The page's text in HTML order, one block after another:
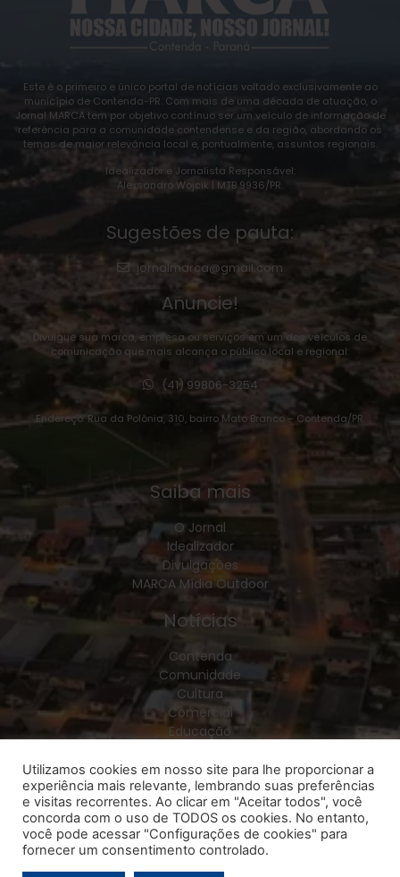
Este é o primeiro e único portal de notícias voltado exclusivamente ao
município de Contenda-PR. Com mais de uma década de atuação, o
Jornal MARCA tem por objetivo contínuo ser um veículo de informação de
referência para a comunidade contendense e da região, abordando os
temas de maior relevância local e, pontualmente, assuntos regionais.
Idealizador e Jornalista Responsável:
Alexsandro Wojcik | MTB 9936/PR.
Sugestões de pauta:
jornalmarca@gmail.com
Anuncie!
Divulgue sua marca, empresa ou serviços em um dos veículos de
comunicação que mais alcança o público local e regional:
(41) 99806-3254
Endereço: Rua da Polônia, 310, bairro Mato Branco – Contenda/PR.
Saiba mais
O Jornal
Idealizador
Divulgações
MARCA Mídia Outdoor
Notícias
Contenda
Comunidade
Cultura
Comercial
Educação
Geral
Política
Policial
Saúde
Região
Utilizamos cookies em nosso site para lhe proporcionar a
experiência mais relevante, lembrando suas preferências
e visitas recorrentes. Ao clicar em "Aceitar todos", você
concorda com o uso de TODOS os cookies. No entanto,
você pode acessar "Configurações de cookies" para
fornecer um consentimento controlado.